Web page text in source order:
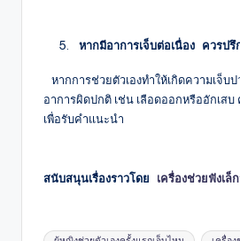
หากมีอาการเจ็บต่อเนื่อง ควรป
หากการช่วยตัวเองทำให้เกิดความเจ็บ
อาการผิดปกติ เช่น เลือดออกหรืออักเส
เพื่อรับคำแนะนำ
สนับสนุนเรื่องราวโดย เครื่องช่วยฟังเล็
Tags: